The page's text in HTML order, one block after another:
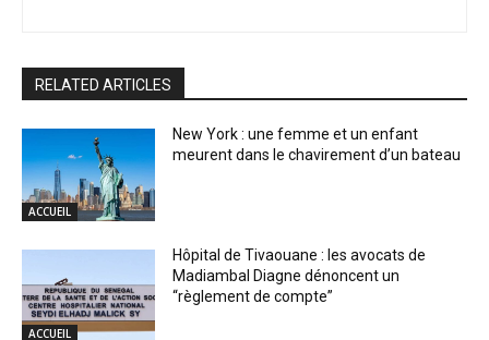
RELATED ARTICLES
ACCUEIL
New York : une femme et un enfant
meurent dans le chavirement d’un bateau
ACCUEIL
Hôpital de Tivaouane : les avocats de
Madiambal Diagne dénoncent un
“règlement de compte”